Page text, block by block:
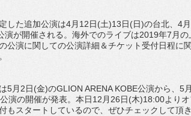
した追加公演は4月12日(土)13日(日)の台北、4
演が開催される。海外でのライブは2019年7月
公演に関しての公演詳細＆チケット受付日程に
5月2日(金)のGLION ARENA KOBE公演から、
演の開催が発表。本日12月26日(木)18:00より
もスタートしているので、ぜひチェックして頂